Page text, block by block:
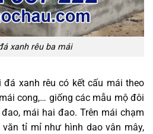
xanh rêu ba mái
xanh rêu có kết cấu mái theo
cong,… giống các mẫu mộ đôi
mái hai đao. Trên mái chạm
văn tỉ mỉ như hình dao vân mây,